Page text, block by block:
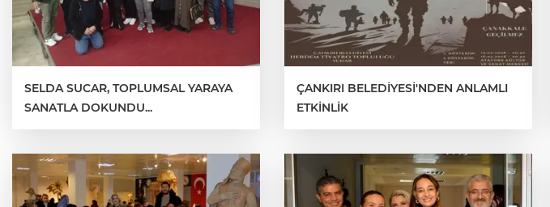
SELDA SUCAR, TOPLUMSAL YARAYA
SANATLA DOKUNDU...
ÇANKIRI BELEDİYESİ'NDEN ANLAMLI
ETKİNLİK